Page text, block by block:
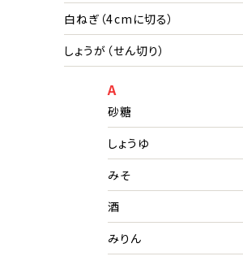
白ねぎ（4cmに切る）
しょうが（せん切り）
A
砂糖
しょうゆ
みそ
酒
みりん